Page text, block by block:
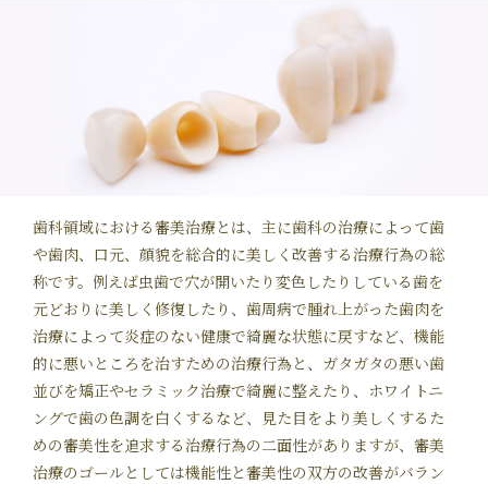
歯科領域における審美治療とは、主に歯科の治療によって歯
や歯肉、口元、顔貌を総合的に美しく改善する治療行為の総
称です。例えば虫歯で穴が開いたり変色したりしている歯を
元どおりに美しく修復したり、歯周病で腫れ上がった歯肉を
治療によって炎症のない健康で綺麗な状態に戻すなど、機能
的に悪いところを治すための治療行為と、ガタガタの悪い歯
並びを矯正やセラミック治療で綺麗に整えたり、ホワイトニ
ングで歯の色調を白くするなど、見た目をより美しくするた
めの審美性を追求する治療行為の二面性がありますが、審美
治療のゴールとしては機能性と審美性の双方の改善がバラン